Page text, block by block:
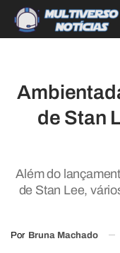
de Stan
Além do
de Stan Lee,
Por Bruna Machado